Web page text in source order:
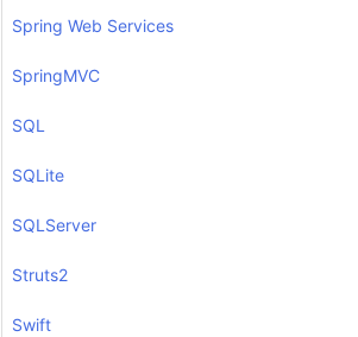
Spring Web Services
SpringMVC
SQL
SQLite
SQLServer
Struts2
Swift